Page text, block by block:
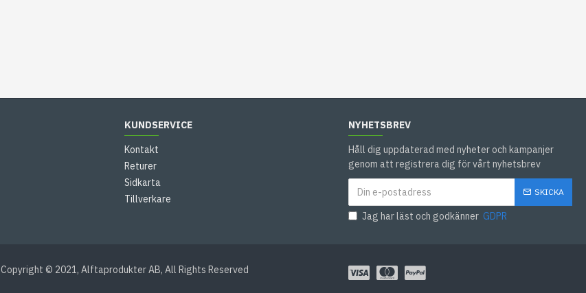
KUNDSERVICE
Kontakt
Returer
Sidkarta
Tillverkare
NYHETSBREV
Håll dig uppdaterad med nyheter och kampanjer
genom att registrera dig för vårt nyhetsbrev
SKICKA
Jag har läst och godkänner GDPR
Copyright © 2021, Alftaprodukter AB, All Rights Reserved